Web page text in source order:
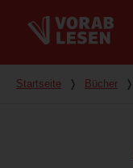
Du bist hier
Startseite ❭ Bücher ❭